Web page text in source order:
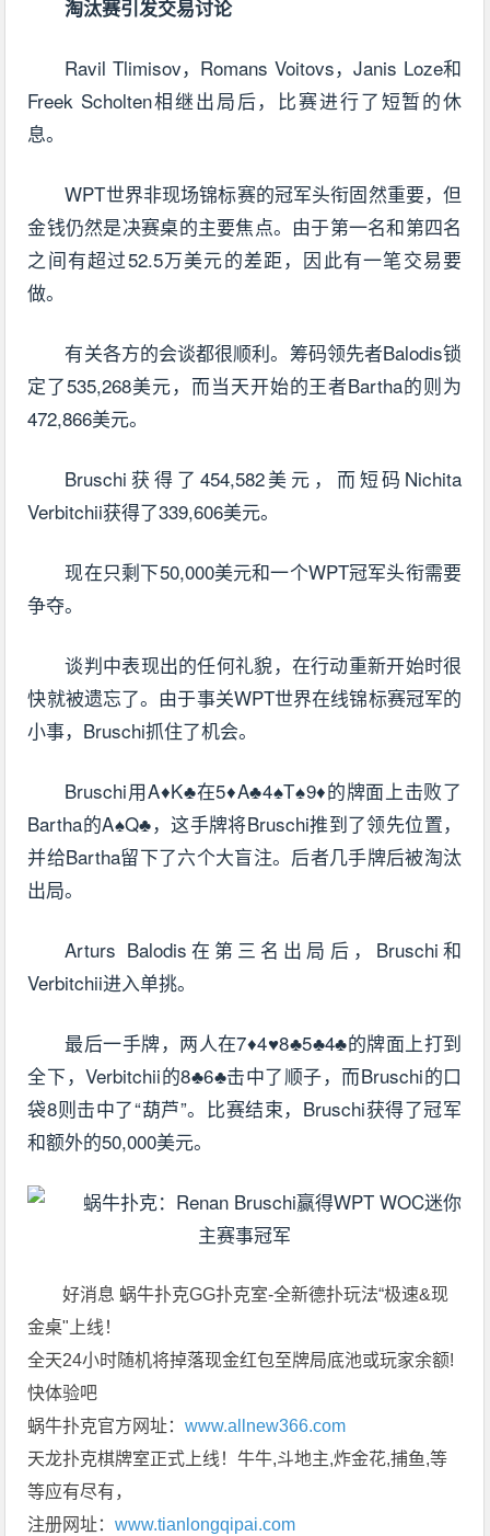
淘汰赛引发交易讨论
Ravil Tlimisov，Romans Voitovs，Janis Loze和
Freek Scholten相继出局后，比赛进行了短暂的休
息。
WPT世界非现场锦标赛的冠军头衔固然重要，但
金钱仍然是决赛桌的主要焦点。由于第一名和第四名
之间有超过52.5万美元的差距，因此有一笔交易要
做。
有关各方的会谈都很顺利。筹码领先者Balodis锁
定了535,268美元，而当天开始的王者Bartha的则为
472,866美元。
Bruschi获得了454,582美元，而短码Nichita
Verbitchii获得了339,606美元。
现在只剩下50,000美元和一个WPT冠军头衔需要
争夺。
谈判中表现出的任何礼貌，在行动重新开始时很
快就被遗忘了。由于事关WPT世界在线锦标赛冠军的
小事，Bruschi抓住了机会。
Bruschi用A♦K♣在5♦A♣4♠T♠9♦的牌面上击败了
Bartha的A♠Q♣，这手牌将Bruschi推到了领先位置，
并给Bartha留下了六个大盲注。后者几手牌后被淘汰
出局。
Arturs Balodis在第三名出局后，Bruschi和
Verbitchii进入单挑。
最后一手牌，两人在7♦4♥8♣5♣4♣的牌面上打到
全下，Verbitchii的8♣6♣击中了顺子，而Bruschi的口
袋8则击中了“葫芦”。比赛结束，Bruschi获得了冠军
和额外的50,000美元。
好消息 蜗牛扑克GG扑克室-全新德扑玩法“极速&现
金桌"上线！
全天24小时随机将掉落现金红包至牌局底池或玩家余额!
快体验吧
蜗牛扑克官方网址：www.allnew366.com
天龙扑克棋牌室正式上线！牛牛,斗地主,炸金花,捕鱼,等
等应有尽有，
注册网址：www.tianlongqipai.com